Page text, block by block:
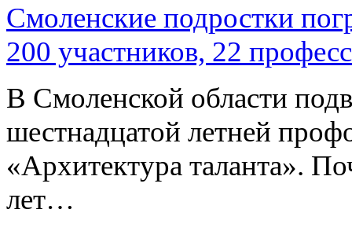
Смоленские подростки
200 участников, 22
В Смоленской области
шестнадцатой летней
«Архитектура таланта».
лет…